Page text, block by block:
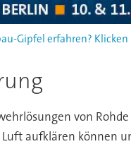
Gipfel erfahren? Klicken
von
aufklären können